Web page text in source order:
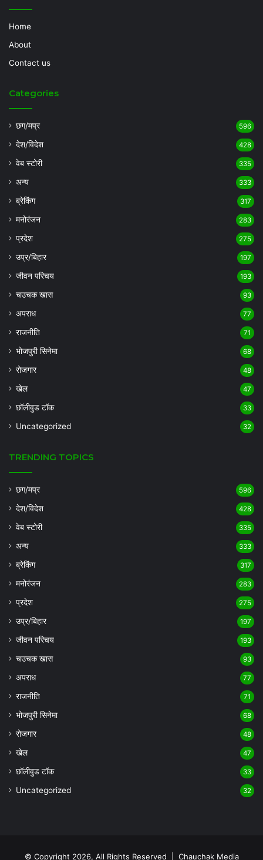
Home
About
Contact us
Categories
छग/मप्र 596
देश/विदेश 428
वेब स्टोरी 335
अन्य 333
ब्रेकिंग 317
मनोरंजन 283
प्रदेश 275
उप्र/बिहार 197
जीवन परिचय 193
चउचक खास 93
अपराध 77
राजनीति 71
भोजपुरी सिनेमा 68
रोजगार 48
खेल 47
छॉलीवुड टॉक 33
Uncategorized 32
TRENDING TOPICS
छग/मप्र 596
देश/विदेश 428
वेब स्टोरी 335
अन्य 333
ब्रेकिंग 317
मनोरंजन 283
प्रदेश 275
उप्र/बिहार 197
जीवन परिचय 193
चउचक खास 93
अपराध 77
राजनीति 71
भोजपुरी सिनेमा 68
रोजगार 48
खेल 47
छॉलीवुड टॉक 33
Uncategorized 32
© Copyright 2026, All Rights Reserved | Chauchak Media